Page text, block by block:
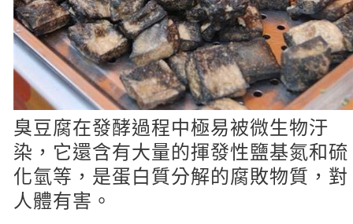
臭豆腐在發酵過程中極易被微生物汙
染，它還含有大量的揮發性鹽基氮和硫
化氫等，是蛋白質分解的腐敗物質，對
人體有害。